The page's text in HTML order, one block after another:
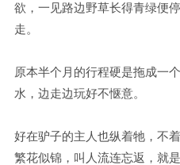
欲，一见路边野草长得青绿便
走。
原本半个月的行程硬是拖成一
水，边走边玩好不惬意。
好在驴子的主人也纵着牠，不
繁花似锦，叫人流连忘返，就